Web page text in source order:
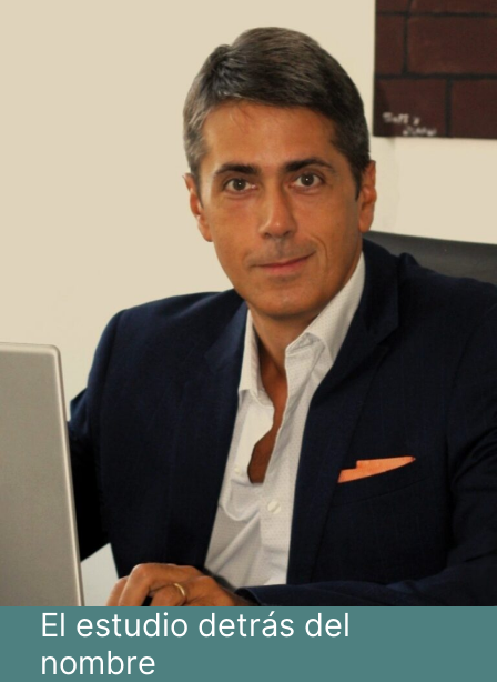
El estudio detrás del
nombre